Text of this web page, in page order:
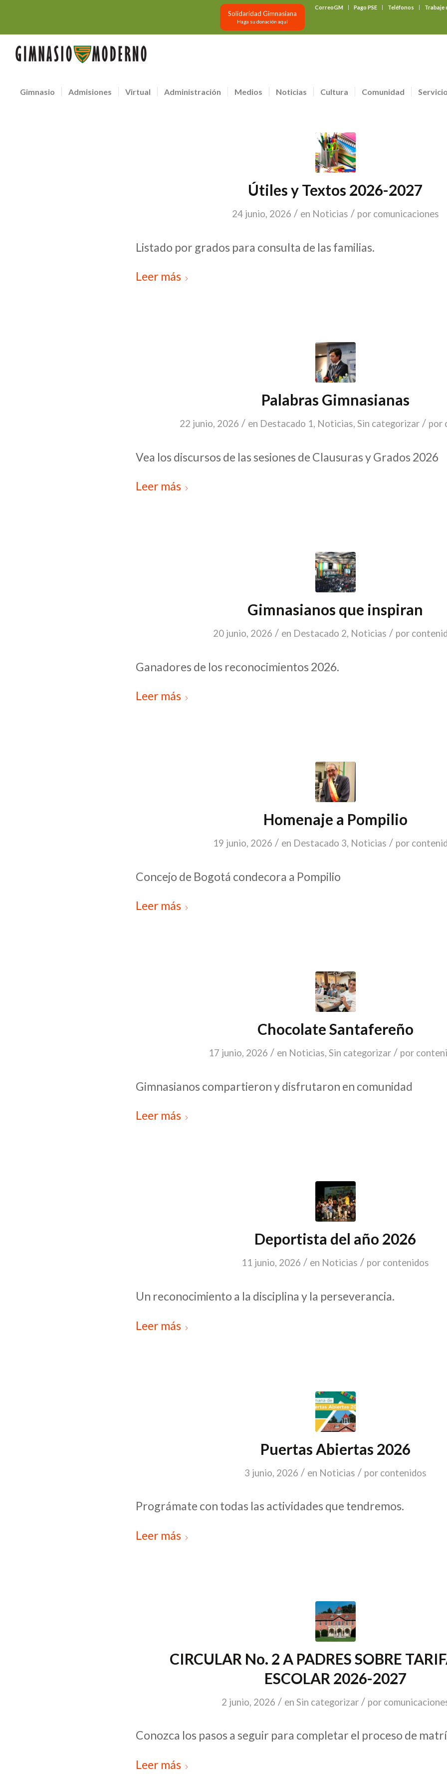
CorreoGM Pago PSE Teléfonos Trabaje
Solidaridad Gimnasiana
Haga su donación aquí
Gimnasio Admisiones Virtual Administración Medios Noticias Cultura Comunidad
Útiles y Textos 2026-2027
24 junio, 2026 / en Noticias / por comunicaciones
Listado por grados para consulta de las familias.
Leer más
Palabras Gimnasianas
22 junio, 2026 / en Destacado 1, Noticias, Sin categorizar / por
Vea los discursos de las sesiones de Clausuras y Grados 2026
Leer más
Gimnasianos que inspiran
20 junio, 2026 / en Destacado 2, Noticias / por
Ganadores de los reconocimientos 2026.
Leer más
Homenaje a Pompilio
19 junio, 2026 / en Destacado 3, Noticias / por
Concejo de Bogotá condecora a Pompilio
Leer más
Chocolate Santafereño
17 junio, 2026 / en Noticias, Sin categorizar / por
Gimnasianos compartieron y disfrutaron en comunidad
Leer más
Deportista del año 2026
11 junio, 2026 / en Noticias / por contenidos
Un reconocimiento a la disciplina y la perseverancia.
Leer más
Puertas Abiertas 2026
3 junio, 2026 / en Noticias / por contenidos
Prográmate con todas las actividades que tendremos.
Leer más
CIRCULAR No. 2 A PADRES SOBRE
ESCOLAR 2026-2027
2 junio, 2026 / en Sin categorizar / por
Conozca los pasos a seguir para completar el proceso de
Leer más